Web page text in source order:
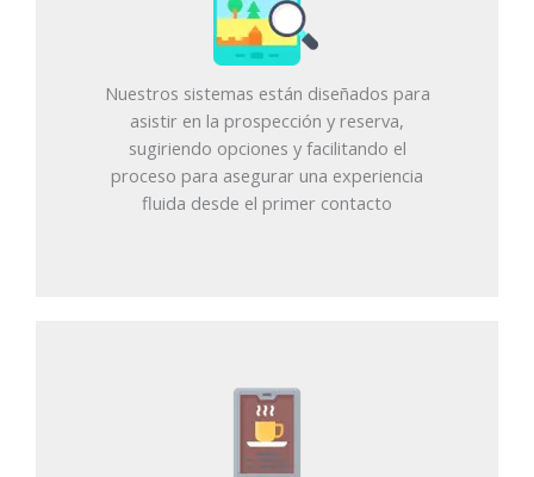
Nuestros sistemas están diseñados para
asistir en la prospección y reserva,
sugiriendo opciones y facilitando el
proceso para asegurar una experiencia
fluida desde el primer contacto